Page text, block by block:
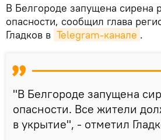
В Белгороде запущена сирена
опасности, сообщил глава
Гладков в Telegram-канале .
"В Белгороде запущена
опасности. Все жители
в укрытие", - отметил